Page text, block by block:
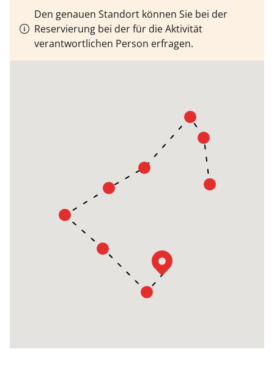
Den genauen Standort können Sie bei der
Reservierung bei der für die Aktivität
verantwortlichen Person erfragen.